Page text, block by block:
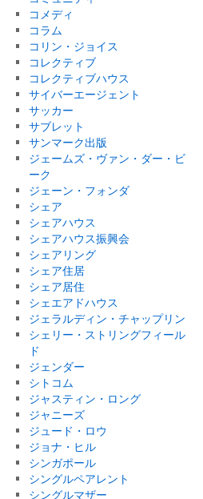
コメディ
コラム
コリン・ジョイス
コレクティブ
コレクティブハウス
サイバーエージェント
サッカー
サブレット
サンマーク出版
ジェームズ・ヴァン・ダー・ビ
ーク
ジェーン・フォンダ
シェア
シェアハウス
シェアハウス振興会
シェアリング
シェア住居
シェア居住
シェエアドハウス
ジェラルディン・チャップリン
シェリー・ストリングフィール
ド
ジェンダー
シトコム
ジャスティン・ロング
ジャニーズ
ジュード・ロウ
ジョナ・ヒル
シンガポール
シングルペアレント
シングルマザー